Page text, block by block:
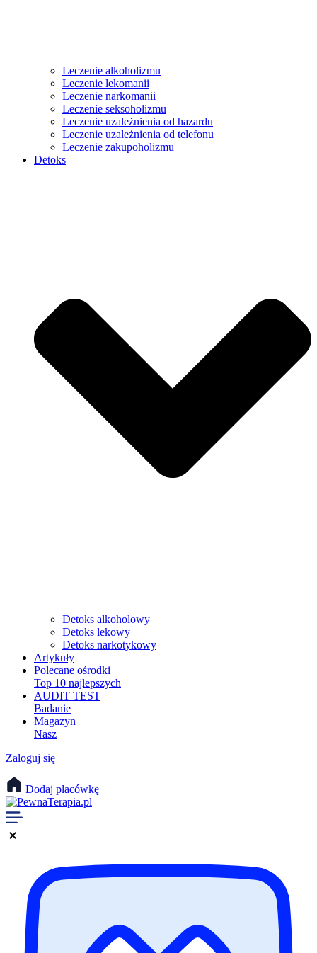
Leczenie alkoholizmu
Leczenie lekomanii
Leczenie narkomanii
Leczenie seksoholizmu
Leczenie uzależnienia od hazardu
Leczenie uzależnienia od telefonu
Leczenie zakupoholizmu
Detoks
Detoks alkoholowy
Detoks lekowy
Detoks narkotykowy
Artykuły
Polecane ośrodki
Top 10 najlepszych
AUDIT TEST
Badanie
Magazyn
Nasz
Zaloguj się
Dodaj placówkę